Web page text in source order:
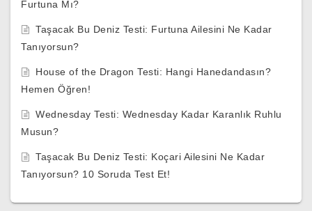
Furtuna Mı?
Taşacak Bu Deniz Testi: Furtuna Ailesini Ne Kadar
Tanıyorsun?
House of the Dragon Testi: Hangi Hanedandasın?
Hemen Öğren!
Wednesday Testi: Wednesday Kadar Karanlık Ruhlu
Musun?
Taşacak Bu Deniz Testi: Koçari Ailesini Ne Kadar
Tanıyorsun? 10 Soruda Test Et!